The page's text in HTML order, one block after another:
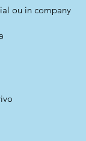
ou in company